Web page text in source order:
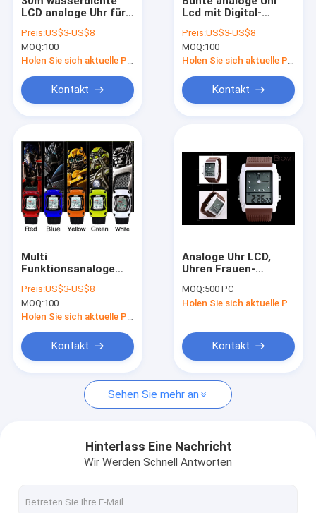
Produkte
Über uns
Fabrik-Ausflug
Fordern Sie ein Zitat
Analog-digitale Armbanduhr
Touch Screen Digitaluhr
Armbanduhr LED Digital
LCD analoge Uhr für
Band
Preis:US$3-US$8
MOQ:100
Holen Sie sich aktuelle Preis
Kontakt
Lcd mit Digital-
wasserdicht
Preis:US$3-US$8
MOQ:100
Holen Sie sich aktuelle Preis
Kontakt
Multi
Funktionsanaloge
Digital-
Armbanduhren
Preis:US$3-US$8
MOQ:100
Holen Sie sich aktuelle Preis
Kontakt
Analoge Uhr LCD,
Uhren Frauen-
Warnungs-Digital
LCD
MOQ:500 PC
Kontakt
Sehen Sie mehr an
Hinterlass Eine Nachricht
Wir Werden Schnell Antworten